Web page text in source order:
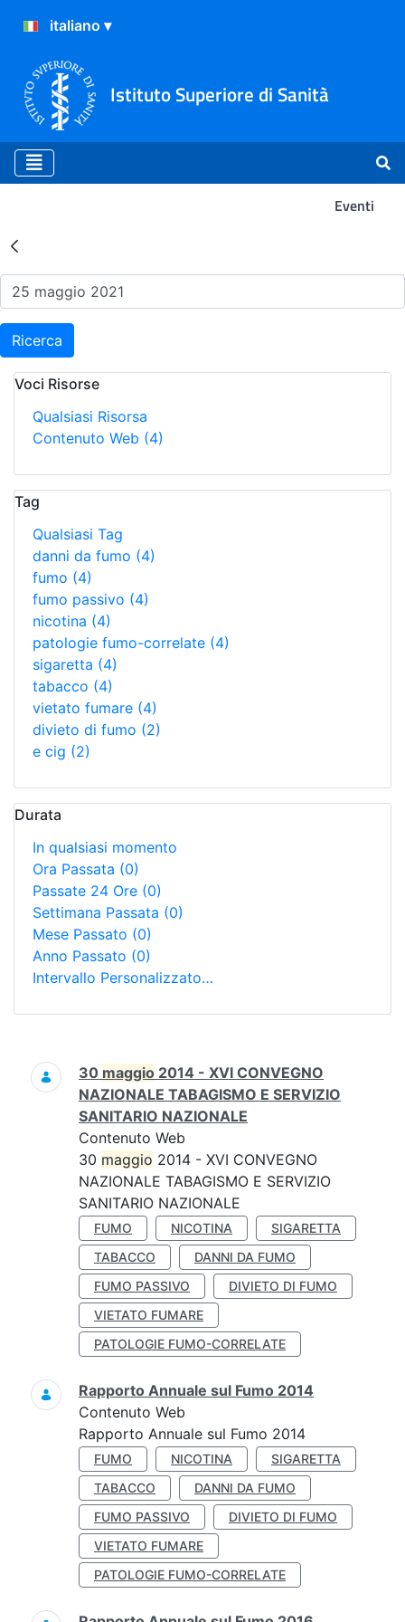
Istituto Superiore di Sanità
Eventi
Risultati della Ricerca -
Ricerca
Voci Risorse
Qualsiasi Risorsa
Contenuto Web (4)
Tag
Qualsiasi Tag
danni da fumo (4)
fumo (4)
fumo passivo (4)
nicotina (4)
patologie fumo-correlate (4)
sigaretta (4)
tabacco (4)
vietato fumare (4)
divieto di fumo (2)
e cig (2)
Durata
In qualsiasi momento
Ora Passata (0)
Passate 24 Ore (0)
Settimana Passata (0)
Mese Passato (0)
Anno Passato (0)
Intervallo Personalizzato…
Ricerca
30 maggio 2014 - XVI CONVEGNO
NAZIONALE TABAGISMO E SERVIZIO
SANITARIO NAZIONALE
Contenuto Web
30 maggio 2014 - XVI CONVEGNO
NAZIONALE TABAGISMO E SERVIZIO
SANITARIO NAZIONALE
FUMO NICOTINA
SIGARETTA
TABACCO
DANNI DA FUMO
FUMO PASSIVO
DIVIETO DI FUMO
VIETATO FUMARE
PATOLOGIE FUMO-CORRELATE
Rapporto Annuale sul Fumo 2014
Contenuto Web
Rapporto Annuale sul Fumo 2014
FUMO NICOTINA
SIGARETTA
TABACCO
DANNI DA FUMO
FUMO PASSIVO
DIVIETO DI FUMO
VIETATO FUMARE
PATOLOGIE FUMO-CORRELATE